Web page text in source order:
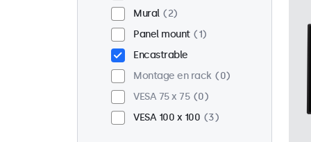
Mural
2
Panel mount
1
Encastrable
Montage en rack
0
VESA 75 x 75
0
VESA 100 x 100
3